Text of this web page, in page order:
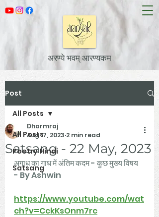
अरण्ये भवम् आरण्यकम
Post
All Posts
Poetry Hindi
Satsang
All Posts
Satsang - 22 May, 2023
Dharmraj
Aug 17, 2023 2 min read
अगाध का गाध में अंतिम कदम - कुछ मुख्य विषय
- By Ashwin
https://www.youtube.com/wat
ch?v=CckKsOnm7rc